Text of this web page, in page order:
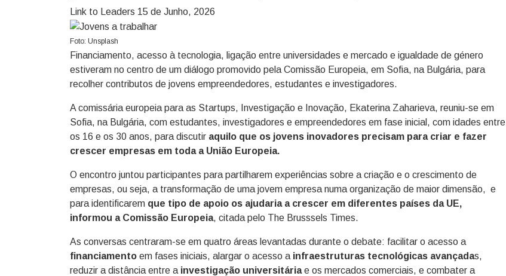
Link to Leaders 15 de Junho, 2026
Foto: Unsplash
Financiamento, acesso à tecnologia, ligação entre universidades e mercado e igualdade de género
estiveram no centro de um diálogo promovido pela Comissão Europeia, em Sofia, na Bulgária, para
recolher contributos de jovens empreendedores, estudantes e investigadores.
A comissária europeia para as Startups, Investigação e Inovação, Ekaterina Zaharieva, reuniu-se em
Sofia, na Bulgária, com estudantes, investigadores e empreendedores em fase inicial, com idades entre
os 16 e os 30 anos, para discutir aquilo que os jovens inovadores precisam para criar e fazer
crescer empresas em toda a União Europeia.
O encontro juntou participantes para partilharem experiências sobre a criação e o crescimento de
empresas, ou seja, a transformação de uma jovem empresa numa organização de maior dimensão, e
para identificarem que tipo de apoio os ajudaria a crescer em diferentes países da UE,
informou a Comissão Europeia, citada pelo The Brusssels Times.
As conversas centraram-se em quatro áreas levantadas durante o debate: facilitar o acesso a
financiamento em fases iniciais, alargar o acesso a infraestruturas tecnológicas avançadas,
reduzir a distância entre a investigação universitáriae os mercados comerciais, e combater a